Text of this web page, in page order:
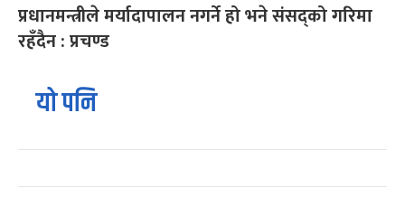
प्रधानमन्त्रीले मर्यादापालन नगर्ने हो भने संसद्को गरिमा
रहँदैन : प्रचण्ड
यो पनि